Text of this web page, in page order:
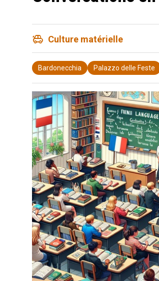
toys Culture matérielle
Bardonecchia Palazzo delle Feste